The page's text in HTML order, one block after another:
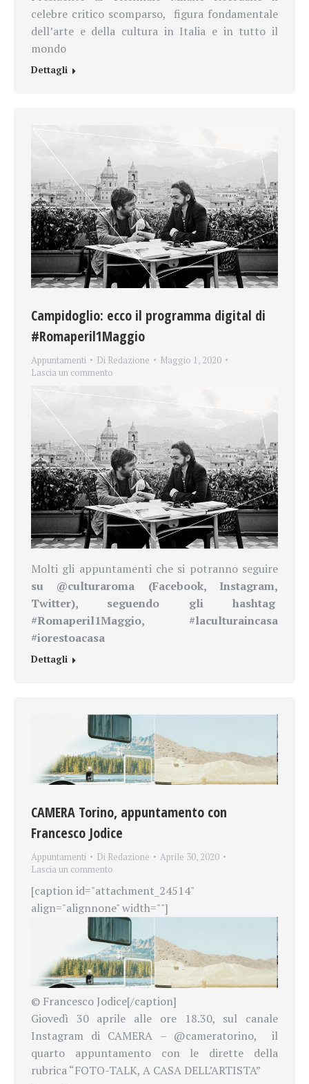
celebre critico scomparso, figura fondamentale
dell’arte e della cultura in Italia e in tutto il
mondo
Dettagli
Campidoglio: ecco il programma digital di
#Romaperil1Maggio
Appuntamenti Di Redazione
Maggio 1, 2020
Lascia un commento
Molti gli appuntamenti che si potranno seguire
su @culturaroma (Facebook, Instagram,
Twitter), seguendo gli hashtag
#Romaperil1Maggio, #laculturaincasa
#iorestoacasa
Dettagli
CAMERA Torino, appuntamento con
Francesco Jodice
Appuntamenti Di Redazione
Aprile 30, 2020
Lascia un commento
[caption id="attachment_24514"
align="alignnone" width=""]
© Francesco Jodice[/caption]
Giovedì 30 aprile alle ore 18.30, sul canale
Instagram di CAMERA – @cameratorino, il
quarto appuntamento con le dirette della
rubrica “FOTO-TALK, A CASA DELL’ARTISTA”